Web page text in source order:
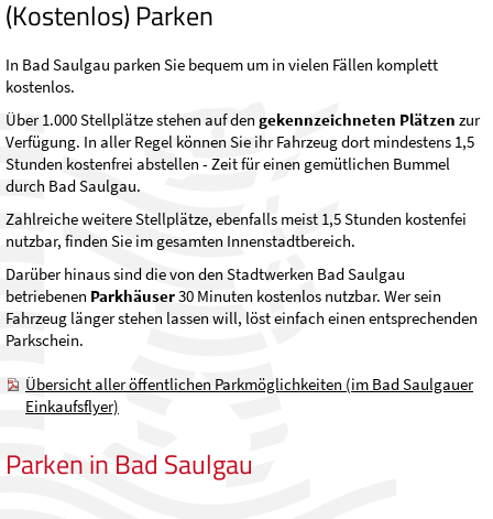
(Kostenlos) Parken
In Bad Saulgau parken Sie bequem um in vielen Fällen komplett
kostenlos.
Über 1.000 Stellplätze stehen auf den gekennzeichneten Plätzen zur
Verfügung. In aller Regel können Sie ihr Fahrzeug dort mindestens 1,5
Stunden kostenfrei abstellen - Zeit für einen gemütlichen Bummel
durch Bad Saulgau.
Zahlreiche weitere Stellplätze, ebenfalls meist 1,5 Stunden kostenfei
nutzbar, finden Sie im gesamten Innenstadtbereich.
Darüber hinaus sind die von den Stadtwerken Bad Saulgau
betriebenen Parkhäuser30 Minuten kostenlos nutzbar. Wer sein
Fahrzeug länger stehen lassen will, löst einfach einen entsprechenden
Parkschein.
Übersicht aller öffentlichen Parkmöglichkeiten (im Bad Saulgauer
Einkaufsflyer)
Parken in Bad Saulgau